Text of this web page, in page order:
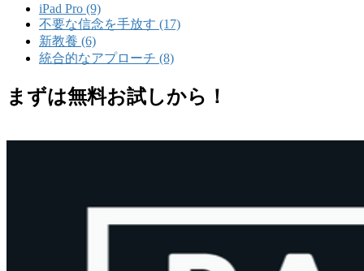
iPad Pro (9)
不要な信念を手放す (17)
新教養 (6)
統合的なアプローチ (8)
まずは無料お試しから！